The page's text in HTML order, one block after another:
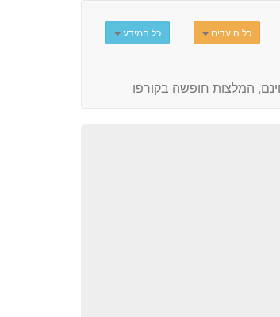
כל המידע כל היעדים
המלצות חופשה בקורפו